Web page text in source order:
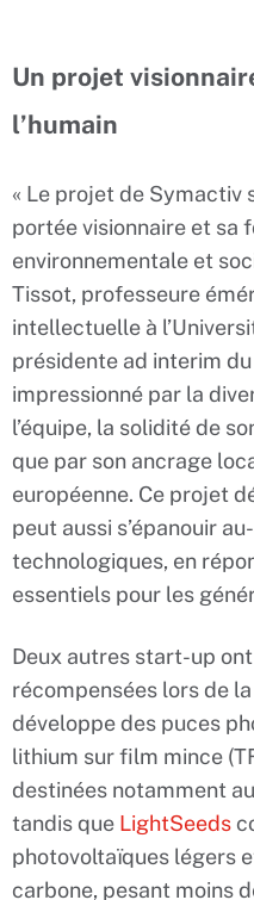
Un projet
l’humain
« Le projet de Symactiv
portée visionnaire et sa
environnementale et
Tissot, professeure
intellectuelle à
présidente ad interim
impressionné par la
l’équipe, la solidité de
que par son ancrage
européenne. Ce projet
peut aussi s’épanouir
technologiques, en
essentiels pour les
Deux autres start-up
récompensées lors de
développe des puces
lithium sur film mince
destinées notamment
tandis que LightSeeds
photovoltaïques légers
carbone, pesant moins